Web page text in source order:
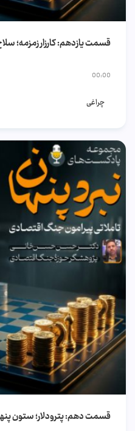
قسمت یازدهم: کارزار زمزمه؛
00:00
چراغی
قسمت دهم: پترودلار؛ ستون